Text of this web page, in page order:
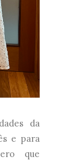
da
e para
que